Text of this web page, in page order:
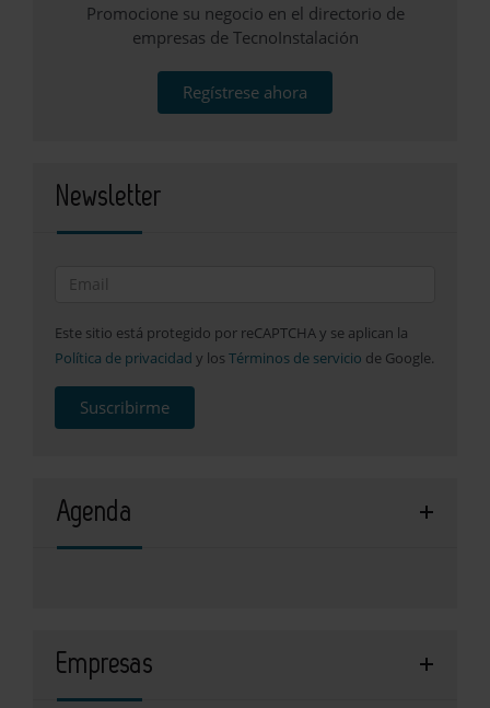
Promocione su negocio en el directorio de
empresas de TecnoInstalación
Regístrese ahora
Newsletter
Este sitio está protegido por reCAPTCHA y se aplican la
Política de privacidad y los Términos de servicio de Google.
Suscribirme
Agenda
Empresas